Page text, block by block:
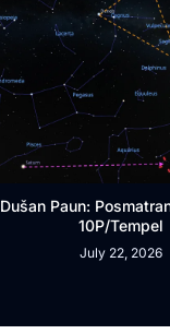
Dušan Paun:
10P/Tempel
July 22, 2026